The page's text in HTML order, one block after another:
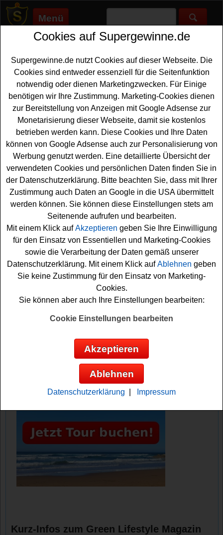
Menü
Supergewinne.de>Gewinnspiele>Reise Gewinnspiele>Green
Anzeige:
Anzeige:
Green Lifestyle Magazin
Gewinnspiel - Hotelaufenthalt
gewinnen
Wer gern einen traumhaften
möchte, sollte bei diesem kostenlosen Green Lifestyle
Magazin Gewinnspiel mitmachen. Verlost werden sieben
Übernachtungen im Hotel Lindenwirt im Bayrischen
Magazin
das Formular ausfüllen. Vielleicht haben Sie Glück und
können den tollen Urlaub gewinnen? Auf jeden Fall sind
die Daumen bereits fest gedrückt. Machen Sie mit und
sichern Sie sich diese schöne Gewinnchance!
Green Lifestyle Magazin verlost einen
Kurz-Infos zum Green Lifestyle Magazin
Cookies auf Supergewinne.de
Supergewinne.de nutzt Cookies auf dieser Webseite. Die
Cookies sind entweder essenziell für die Seitenfunktion
notwendig oder dienen Marketingzwecken. Für Einige
benötigen wir Ihre Zustimmung. Marketing-Cookies dienen
zur Bereitstellung von Anzeigen mit Google Adsense zur
Monetarisierung dieser Webseite, damit sie kostenlos
betrieben werden kann. Diese Cookies und Ihre Daten
können von Google Adsense auch zur Personalisierung von
Werbung genutzt werden. Eine detaillierte Übersicht der
verwendeten Cookies und persönlichen Daten finden Sie in
der Datenschutzerklärung. Bitte beachten Sie, dass mit Ihrer
Zustimmung auch Daten an Google in die USA übermittelt
werden können. Sie können diese Einstellungen stets am
Seitenende aufrufen und bearbeiten.
Mit einem Klick aufAkzeptieren geben Sie Ihre Einwilligung
für den Einsatz von Essentiellen und Marketing-Cookies
sowie die Verarbeitung der Daten gemäß unserer
Datenschutzerklärung. Mit einem Klick aufAblehnen geben
Sie keine Zustimmung für den Einsatz von Marketing-
Cookies.
Sie können aber auch Ihre Einstellungen bearbeiten:
Cookie Einstellungen bearbeiten
Akzeptieren
Ablehnen
Datenschutzerklärung Impressum